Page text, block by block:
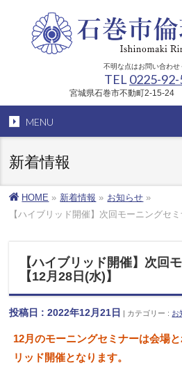
不明な点はお問い合わせ
TEL 0225-
宮城県石巻市不動町2-15-24
MENU
新着情報
HOME » 新着情報 » お知らせ »
【ハイブリッド開催】次回モーニングセ
【ハイブリッド開催】次回
【12月28日(水)】
投稿日 : 2022年12月21日 カテゴリー : お
12月のモーニングセミナーは会場
リッド開催となります。